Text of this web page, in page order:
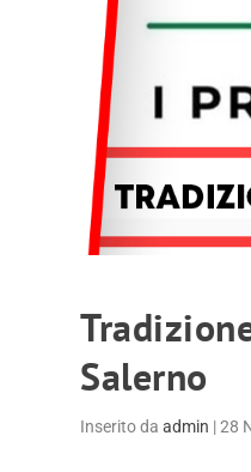
Salerno
Inserito daadmin |28